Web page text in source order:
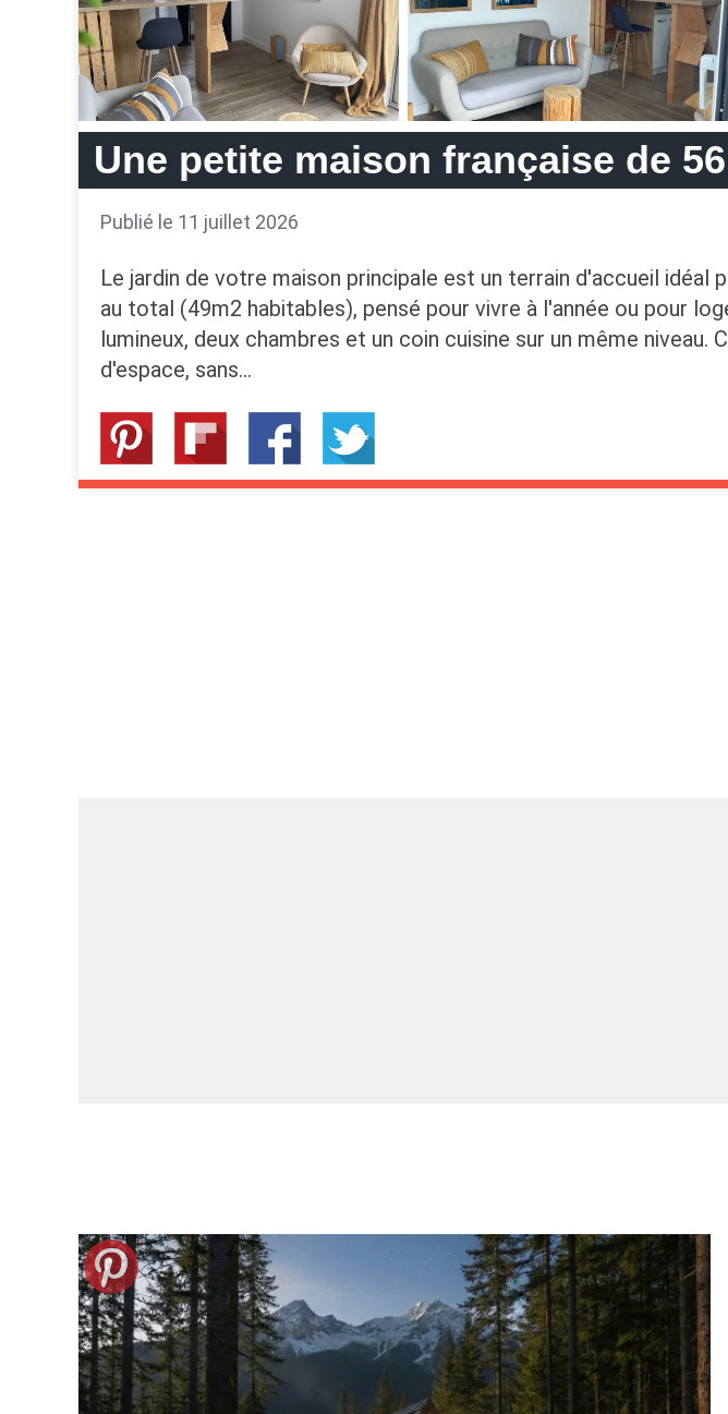
Une petite maison française de
Publié le 11 juillet 2026
Le jardin de votre maison principale est un terrain d'accueil idéal
au total (49m2 habitables), pensé pour vivre à l'année ou pour
lumineux, deux chambres et un coin cuisine sur un même
d'espace, sans…